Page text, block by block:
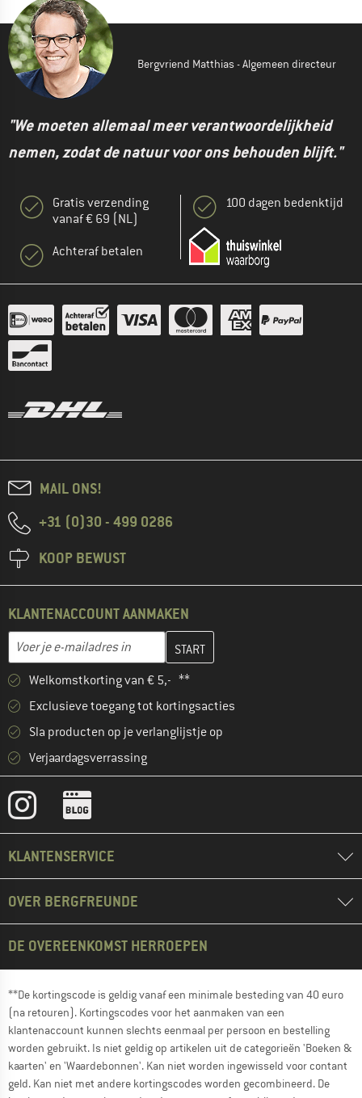
Bergvriend Matthias - Algemeen directeur
"We moeten allemaal meer verantwoordelijkheid
nemen, zodat de natuur voor ons behouden blijft."
Gratis verzending
vanaf € 69 (NL)
Achteraf betalen
100 dagen bedenktijd
MAIL ONS!
+31 (0)30 - 499 0286
KOOP BEWUST
KLANTENACCOUNT AANMAKEN
E-mailadres
Vul je e-mailadres hier in en maak in de volgende stap je
Welkomstkorting van € 5,- **
Exclusieve toegang tot kortingsacties
Sla producten op je verlanglijstje op
Verjaardagsverrassing
KLANTENSERVICE
OVER BERGFREUNDE
DE OVEREENKOMST HERROEPEN
**De kortingscode is geldig vanaf een minimale besteding van 40 euro
(na retouren). Kortingscodes voor het aanmaken van een
klantenaccount kunnen slechts eenmaal per persoon en bestelling
worden gebruikt. Is niet geldig op artikelen uit de categorieën 'Boeken &
kaarten' en 'Waardebonnen'. Kan niet worden ingewisseld voor contant
geld. Kan niet met andere kortingscodes worden gecombineerd. De